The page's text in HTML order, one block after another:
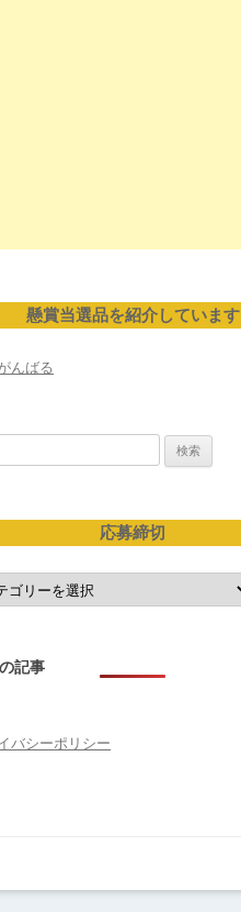
懸賞当選品を紹介しています
んばる
応募締切
記事
バシーポリシー